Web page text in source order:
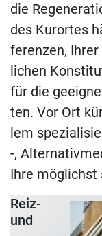
die
des Kur­or­tes
fe­ren­zen,
li­chen
für die
ten. Vor Ort
lem
-,
Ihre mög­lichst
Reiz-
und